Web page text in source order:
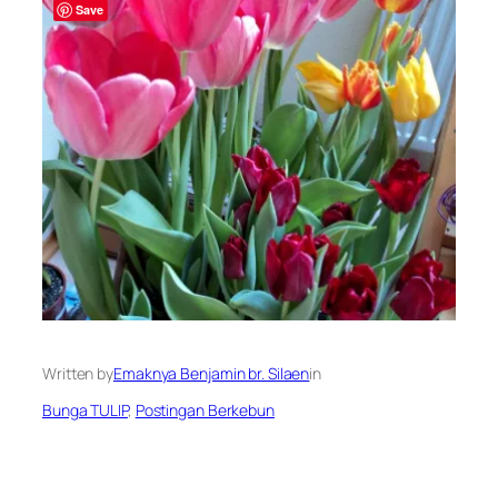
Written byEmaknya Benjamin br. Silaenin
Bunga TULIP, Postingan Berkebun
Save